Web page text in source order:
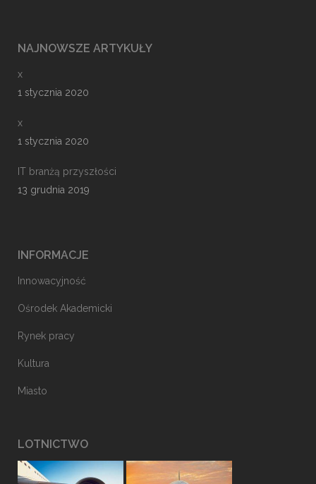
NAJNOWSZE ARTYKUŁY
x
1 stycznia 2020
x
1 stycznia 2020
IT branżą przyszłości
13 grudnia 2019
INFORMACJE
Innowacyjność
Ośrodek Akademicki
Rynek pracy
Kultura
Miasto
LOTNICTWO